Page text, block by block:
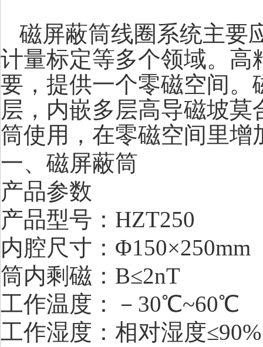
磁屏蔽筒线圈系统主要
计量标定等多个领域。
要，提供一个零磁空间
层，内嵌多层高导磁坡莫
筒使用，在零磁空间里
一、磁屏蔽筒
产品参数
产品型号：HZT250
内腔尺寸：Φ150×250mm
筒内剩磁：B≤2nT
工作温度：－30℃~60℃
工作湿度：相对湿度≤90%